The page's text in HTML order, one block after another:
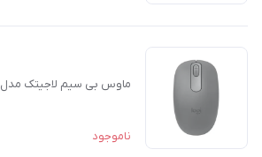
ماوس بی سیم لاجیتک مدل M196
ناموجود